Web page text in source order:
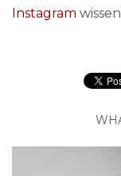
Instagram